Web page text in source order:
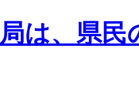
は、県